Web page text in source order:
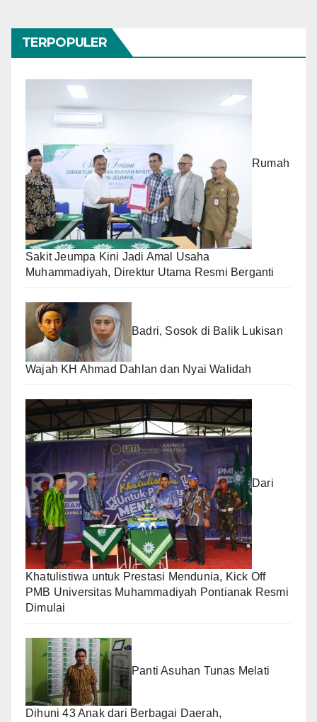
TERPOPULER
Rumah
Sakit Jeumpa Kini Jadi Amal Usaha
Muhammadiyah, Direktur Utama Resmi Berganti
Badri, Sosok di Balik Lukisan
Wajah KH Ahmad Dahlan dan Nyai Walidah
Dari
Khatulistiwa untuk Prestasi Mendunia, Kick Off
PMB Universitas Muhammadiyah Pontianak Resmi
Dimulai
Panti Asuhan Tunas Melati
Dihuni 43 Anak dari Berbagai Daerah,